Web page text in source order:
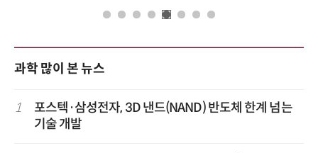
과학 많이 본 뉴스
1
포스텍·삼성전자, 3D 낸드(NAND) 반도체 한계 넘는
기술 개발